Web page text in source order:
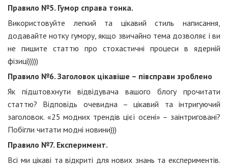
Правило №5. Гумор справа тонка.
Використовуйте легкий та цікавий стиль написання,
додавайте нотку гумору, якщо звичайно тема дозволяє і ви
не пишите статтю про стохастичні процеси в ядерній
фізиці)))))
Правило №6. Заголовок цікавіше – півсправи зроблено
Як підштовхнути відвідувача вашого блогу прочитати
статтю? Відповідь очевидна – цікавий та інтригуючий
заголовок. «25 модних трендів цієї осені» – заінтриговані?
Побігли читати модні новини)))
Правило №7. Експеримент.
Всі ми цікаві та відкриті для нових знань та експериментів.